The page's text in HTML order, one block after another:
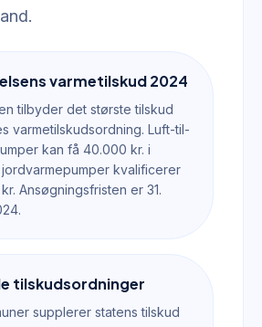
varmetilskud 2024
tilbyder det største tilskud
varmetilskudsordning. Luft-til-
kan få 40.000 kr. i
kvalificerer
Ansøgningsfristen er 31.
tilskudsordninger
supplerer statens tilskud